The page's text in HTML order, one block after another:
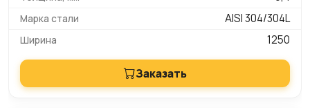
AISI 304/304L
1250
Заказать